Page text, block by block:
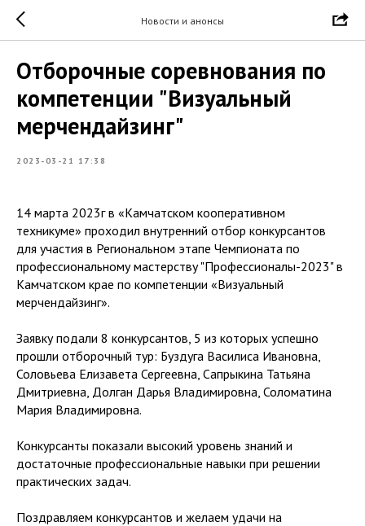
Новости и анонсы
Отборочные соревнования по
компетенции "Визуальный
мерчендайзинг"
2023-03-21 17:38
14 марта 2023г в «Камчатском кооперативном
техникуме» проходил внутренний отбор конкурсантов
для участия в Региональном этапе Чемпионата по
профессиональному мастерству "Профессионалы-2023" в
Камчатском крае по компетенции «Визуальный
мерчендайзинг».
Заявку подали 8 конкурсантов, 5 из которых успешно
прошли отборочный тур: Буздуга Василиса Ивановна,
Соловьева Елизавета Сергеевна, Сапрыкина Татьяна
Дмитриевна, Долган Дарья Владимировна, Соломатина
Мария Владимировна.
Конкурсанты показали высокий уровень знаний и
достаточные профессиональные навыки при решении
практических задач.
Поздравляем конкурсантов и желаем удачи на